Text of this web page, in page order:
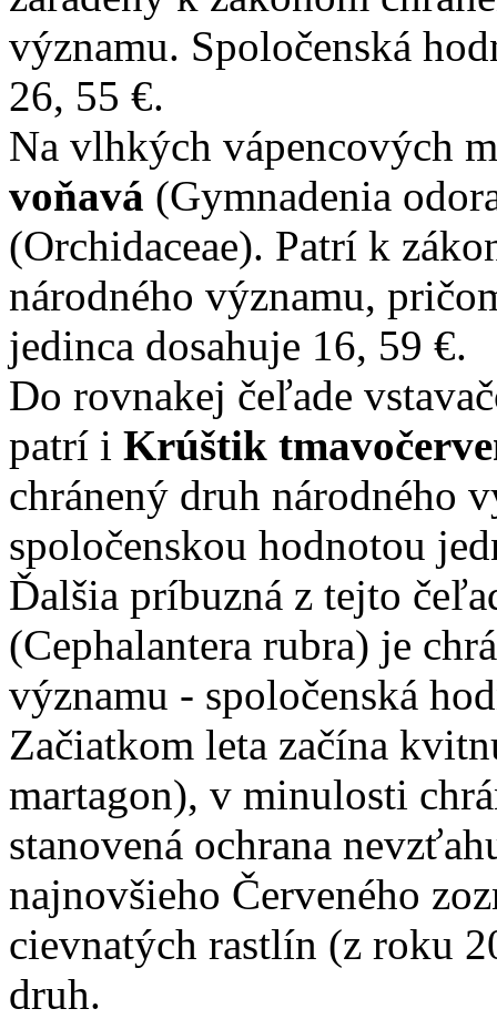
významu. Spoločenská
26, 55 €.
Na vlhkých vápencových
voňavá (Gymnadenia
(Orchidaceae). Patrí k
národného významu,
jedinca dosahuje 16, 59 €.
Do rovnakej čeľade
patrí i Krúštik
chránený druh národného
spoločenskou hodnotou
Ďalšia príbuzná z tejto
(Cephalantera rubra) je
významu - spoločenská
Začiatkom leta začína
martagon), v minulosti
stanovená ochrana
najnovšieho Červeného
cievnatých rastlín (z roku
druh.